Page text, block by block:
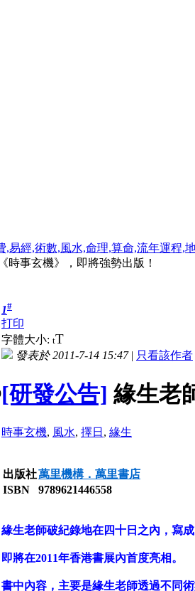
,易經,術數,風水,命理,算命,流年運程,
時事玄機》，即將強勢出版！
1#
打印
字體大小: tT
發表於 2011-7-14 15:47| 只看該作者
[研發公告] 緣生老
時事玄機, 風水, 擇日 , 緣生
出版社萬里機構．萬里書店
ISBN
9789621446558
緣生老師破紀錄地在四十日之內，寫
即將在2011年香港書展內首度亮相。
書中內容，主要是緣生老師透過不同